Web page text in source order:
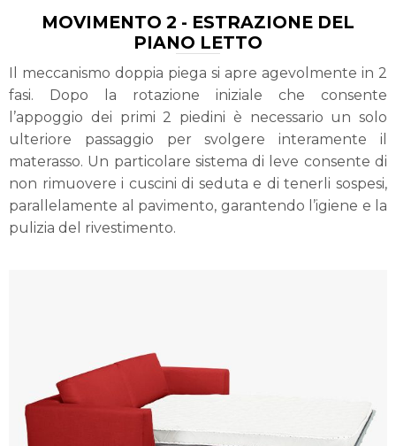
MOVIMENTO 2 - ESTRAZIONE DEL
PIANO LETTO
Il meccanismo doppia piega si apre agevolmente in 2
fasi. Dopo la rotazione iniziale che consente
l’appoggio dei primi 2 piedini è necessario un solo
ulteriore passaggio per svolgere interamente il
materasso. Un particolare sistema di leve consente di
non rimuovere i cuscini di seduta e di tenerli sospesi,
parallelamente al pavimento, garantendo l’igiene e la
pulizia del rivestimento.